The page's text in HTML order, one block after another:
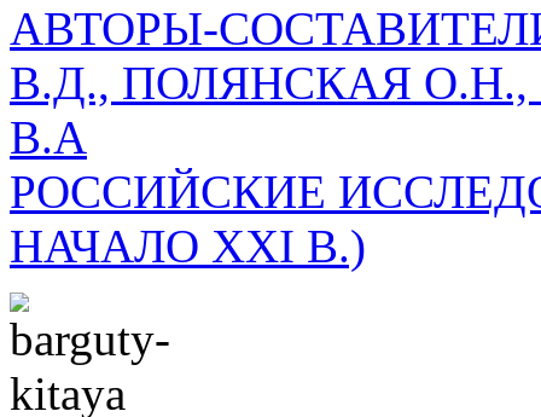
АВТОРЫ-
В.Д., ПОЛЯНСКАЯ
В.А
РОССИЙСКИЕ
НАЧАЛО XXI В.)